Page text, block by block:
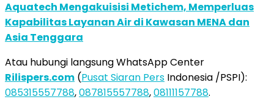
Aquatech Mengakuisisi Metichem, Memperluas
Kapabilitas Layanan Air di Kawasan MENA dan
Asia Tenggara
Atau hubungi langsung WhatsApp Center
Rilispers.com (Pusat Siaran Pers Indonesia /PSPI):
085315557788,087815557788,08111157788.